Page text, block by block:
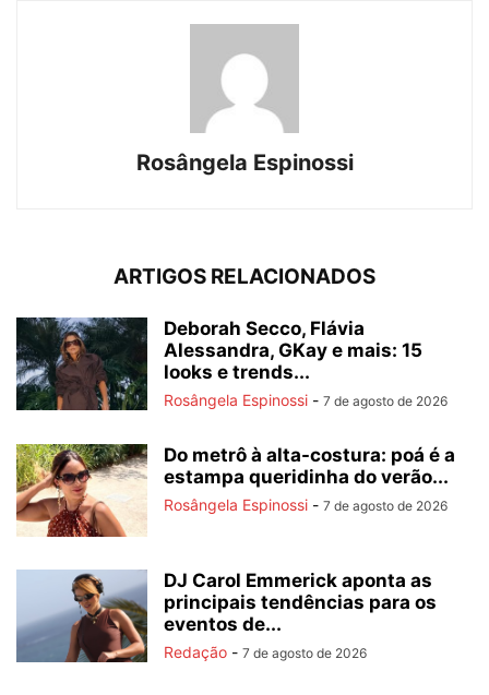
Rosângela Espinossi
ARTIGOS RELACIONADOS
Deborah Secco, Flávia
Alessandra, GKay e mais: 15
looks e trends...
Rosângela Espinossi - 7 de agosto de 2026
Do metrô à alta-costura: poá é a
estampa queridinha do verão...
Rosângela Espinossi - 7 de agosto de 2026
DJ Carol Emmerick aponta as
principais tendências para os
eventos de...
Redação - 7 de agosto de 2026